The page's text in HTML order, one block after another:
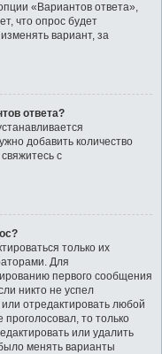
«Вариантов ответа»,
что опрос будет
вариант, за
ответа?
добавить количество
с
только их
Для
первого сообщения
никто не успел
отредактировать любой
то только
или удалить
менять варианты